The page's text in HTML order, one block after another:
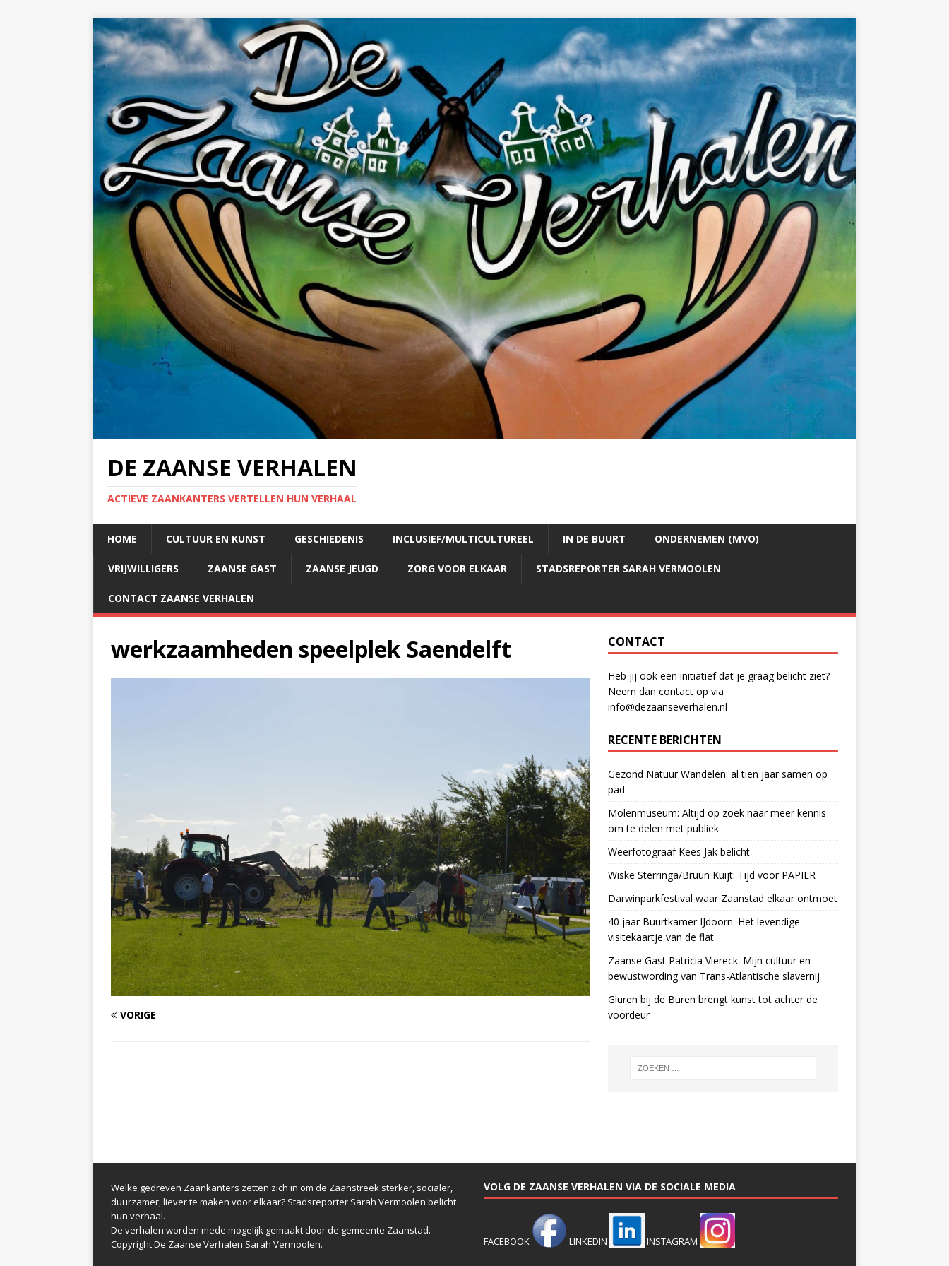
DE ZAANSE VERHALEN
ACTIEVE ZAANKANTERS VERTELLEN HUN VERHAAL
HOME CULTUUR EN KUNST GESCHIEDENIS INCLUSIEF/MULTICULTUREEL IN DE BUURT ONDERNEMEN (MVO)
VRIJWILLIGERS ZAANSE GAST ZAANSE JEUGD ZORG VOOR ELKAAR STADSREPORTER SARAH VERMOOLEN
CONTACT ZAANSE VERHALEN
werkzaamheden speelplek Saendelft
VORIGE
CONTACT
Heb jij ook een initiatief dat je graag belicht ziet?
Neem dan contact op via
info@dezaanseverhalen.nl
RECENTE BERICHTEN
Gezond Natuur Wandelen: al tien jaar samen op
pad
Molenmuseum: Altijd op zoek naar meer kennis
om te delen met publiek
Weerfotograaf Kees Jak belicht
Wiske Sterringa/Bruun Kuijt: Tijd voor PAPIER
Darwinparkfestival waar Zaanstad elkaar ontmoet
40 jaar Buurtkamer IJdoorn: Het levendige
visitekaartje van de flat
Zaanse Gast Patricia Viereck: Mijn cultuur en
bewustwording van Trans-Atlantische slavernij
Gluren bij de Buren brengt kunst tot achter de
voordeur
Welke gedreven Zaankanters zetten zich in om de Zaanstreek sterker, socialer,
duurzamer, liever te maken voor elkaar? Stadsreporter Sarah Vermoolen belicht
hun verhaal.
De verhalen worden mede mogelijk gemaakt door de gemeente Zaanstad.
Copyright De Zaanse Verhalen Sarah Vermoolen.
VOLG DE ZAANSE VERHALEN VIA DE SOCIALE MEDIA
FACEBOOK LINKEDIN INSTAGRAM